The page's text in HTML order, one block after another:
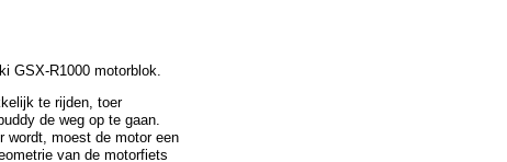
GSX-R1000 motorblok.
te rijden, toer
de weg op te gaan.
wordt, moest de motor een
van de motorfiets